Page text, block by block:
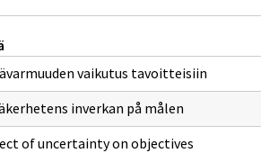
vaikutus tavoitteisiin
inverkan på målen
of uncertainty on objectives